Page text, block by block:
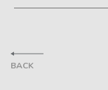
BACK